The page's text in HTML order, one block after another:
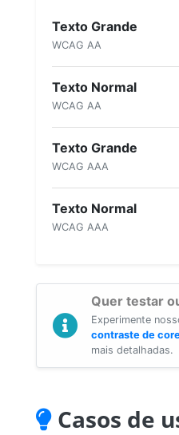
Texto Grande
WCAG AA
Texto Normal
WCAG AA
Texto Grande
WCAG AAA
Texto Normal
WCAG AAA
Quer testar
Experimente
contraste de
mais detalhadas.
Casos de